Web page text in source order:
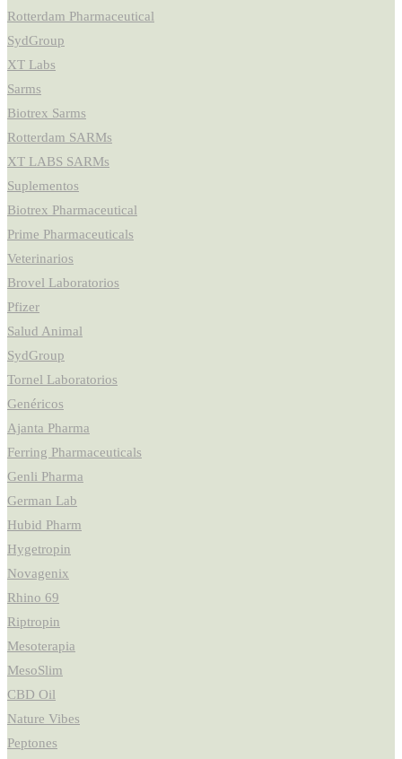
Rotterdam Pharmaceutical
SydGroup
XT Labs
Sarms
Biotrex Sarms
Rotterdam SARMs
XT LABS SARMs
Suplementos
Biotrex Pharmaceutical
Prime Pharmaceuticals
Veterinarios
Brovel Laboratorios
Pfizer
Salud Animal
SydGroup
Tornel Laboratorios
Genéricos
Ajanta Pharma
Ferring Pharmaceuticals
Genli Pharma
German Lab
Hubid Pharm
Hygetropin
Novagenix
Rhino 69
Riptropin
Mesoterapia
MesoSlim
CBD Oil
Nature Vibes
Peptones